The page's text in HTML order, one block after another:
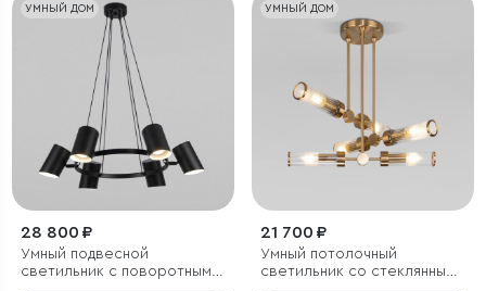
УМНЫЙ ДОМ
28 800 ₽
Умный подвесной
светильник с поворотным
УМНЫЙ ДОМ
21 700 ₽
Умный потолочный
светильник со стеклянными